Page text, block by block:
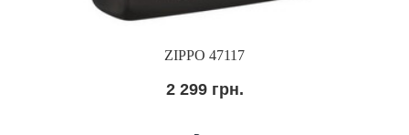
ZIPPO 47117
2 299 грн.